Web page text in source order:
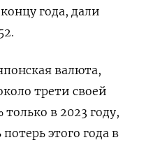
года, дали
валюта,
трети своей
в 2023 году,
этого года в